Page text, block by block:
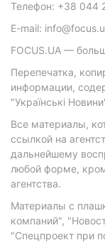
Телефон: +38 044
E-mail:
FOCUS.UA —
Перепечатка,
информации,
"Українські
Все материалы,
ссылкой на
дальнейшему
любой форме,
агентства.
Материалы с
компаний",
"Спецпроект при